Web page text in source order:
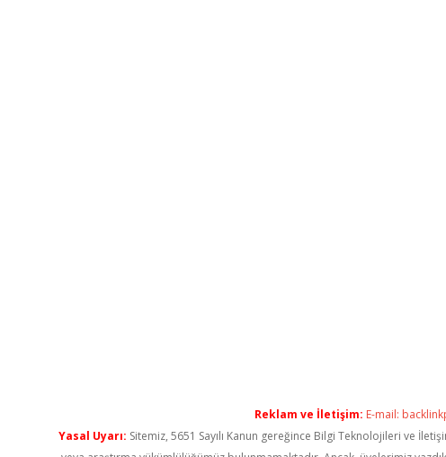
Reklam ve İletişim: E-mail:
Yasal Uyarı: Sitemiz, 5651 Sayılı Kanun gereğince Bilgi Teknolojileri ve